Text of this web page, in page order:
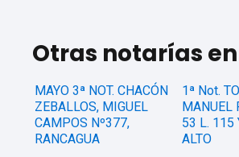
Otras notarías
MAYO 3ª NOT. CHACÓN
ZEBALLOS, MIGUEL
CAMPOS Nº377,
RANCAGUA
1ª Not.
MANUEL
53 L. 115
ALTO